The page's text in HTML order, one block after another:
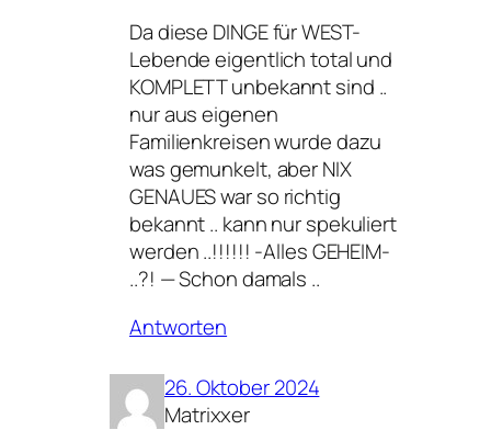
Da diese DINGE für WEST-
Lebende eigentlich total und
KOMPLETT unbekannt sind ..
nur aus eigenen
Familienkreisen wurde dazu
was gemunkelt, aber NIX
GENAUES war so richtig
bekannt .. kann nur spekuliert
werden ..!!!!!! -Alles GEHEIM-
..?! — Schon damals ..
Antworten
26. Oktober 2024
Matrixxer